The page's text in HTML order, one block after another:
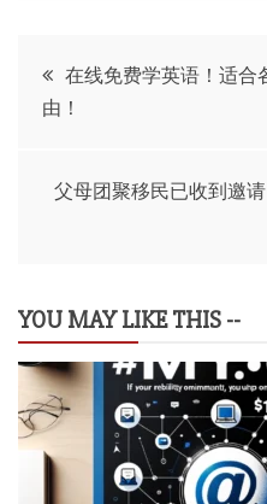
文
章
导
在线免费学英语！适合
由！
父母团聚移民已收到邀
YOU MAY LIKE THIS --